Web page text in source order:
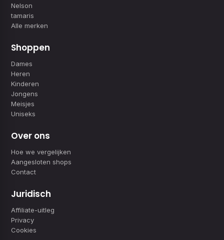
Nelson
tamaris
Alle merken
Shoppen
Dames
Heren
Kinderen
Jongens
Meisjes
Uniseks
Over ons
Hoe we vergelijken
Aangesloten shops
Contact
Juridisch
Affiliate-uitleg
Privacy
Cookies